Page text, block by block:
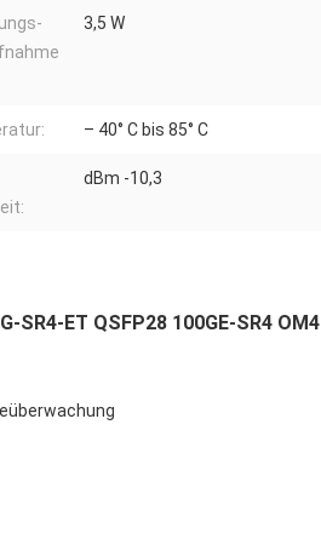
3,5 W
– 40° C bis 85° C
dBm -10,3
ET QSFP28 100GE-SR4 OM4